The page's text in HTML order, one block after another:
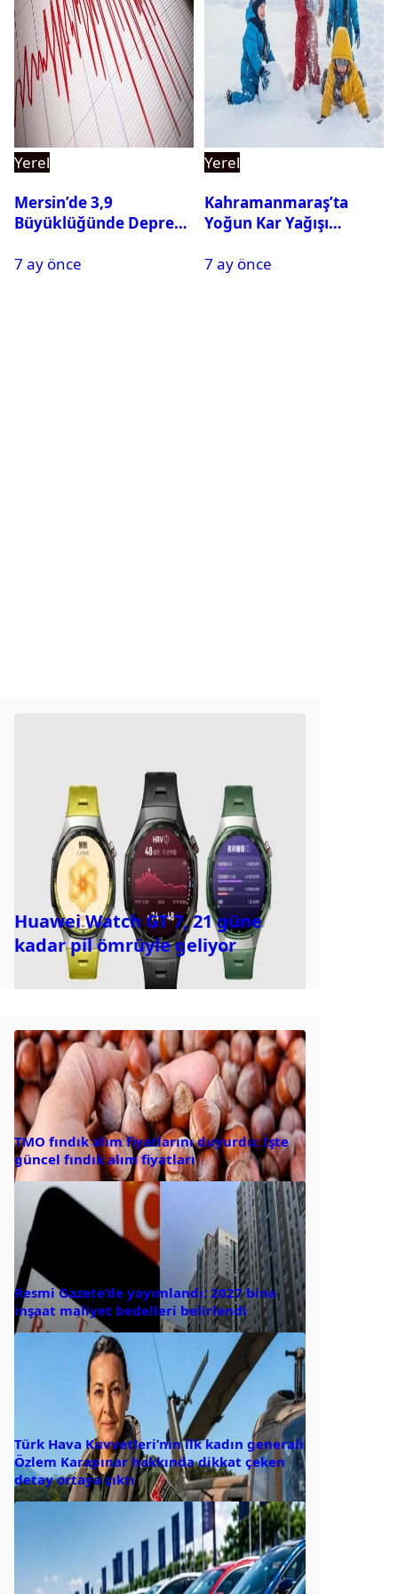
Yerel
Mersin’de 3,9
Büyüklüğünde Deprem
7 ay önce
Yerel
Kahramanmaraş’ta
Yoğun Kar Yağışı
Tatil
7 ay önce
Huawei Watch GT 7, 21 güne
kadar pil ömrüyle geliyor
TMO fındık alım fiyatlarını duyurdu: İşte
güncel fındık alım fiyatları
Resmi Gazete’de yayımlandı: 2027 bina
inşaat maliyet bedelleri belirlendi
Türk Hava Kuvvetleri’nin ilk kadın generali
Özlem Karapınar hakkında dikkat çeken
detay ortaya çıktı